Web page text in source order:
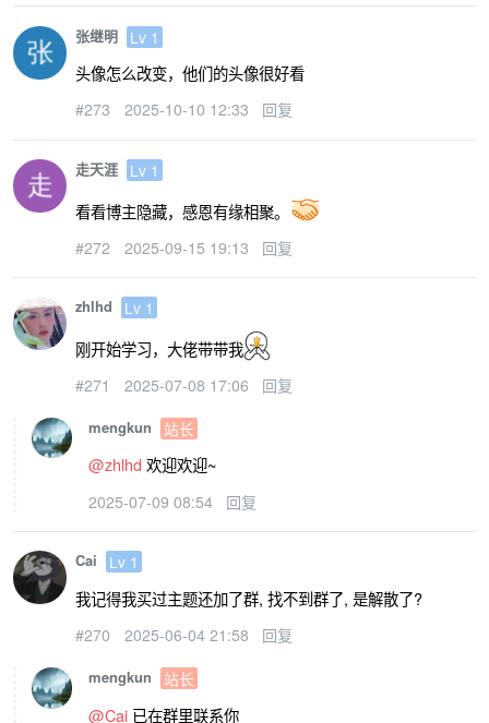
张继明 Lv 1
头像怎么改变，他们的头像很好看
#273 2025-10-10 12:33 回复
走天涯 Lv 1
看看博主隐藏，感恩有缘相聚。
#272 2025-09-15 19:13 回复
zhlhd Lv 1
刚开始学习，大佬带带我
#271 2025-07-08 17:06 回复
mengkun 站长
@zhlhd 欢迎欢迎~
2025-07-09 08:54 回复
Cai Lv 1
我记得我买过主题还加了群, 找不到群了, 是解散了?
#270 2025-06-04 21:58 回复
mengkun 站长
@Cai 已在群里联系你